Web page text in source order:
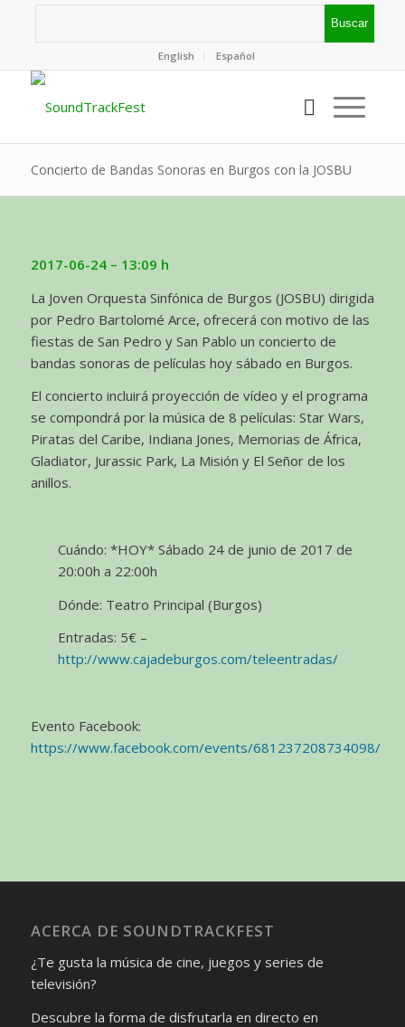
English Español
Concierto de Bandas Sonoras en Burgos con la JOSBU
2017-06-24 – 13:09 h
La Joven Orquesta Sinfónica de Burgos (JOSBU) dirigida
por Pedro Bartolomé Arce, ofrecerá con motivo de las
fiestas de San Pedro y San Pablo un concierto de
bandas sonoras de películas hoy sábado en Burgos.
El concierto incluirá proyección de vídeo y el programa
se compondrá por la música de 8 películas: Star Wars,
Piratas del Caribe, Indiana Jones, Memorias de África,
Gladiator, Jurassic Park, La Misión y El Señor de los
anillos.
Cuándo: *HOY* Sábado 24 de junio de 2017 de
20:00h a 22:00h
Dónde: Teatro Principal (Burgos)
Entradas: 5€ –
http://www.cajadeburgos.com/teleentradas/
Evento Facebook:
https://www.facebook.com/events/681237208734098/
ACERCA DE SOUNDTRACKFEST
¿Te gusta la música de cine, juegos y series de
televisión?
Descubre la forma de disfrutarla en directo en